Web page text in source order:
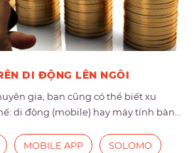
DI ĐỘNG LÊN NGÔI
gia, bạn cũng có thể biết xu
di động (mobile) hay máy tính bàn...
MOBILE APP SOLOMO